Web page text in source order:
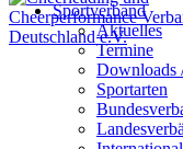
Sportverband
Aktuelles
Termine
Downloads
Sportarten